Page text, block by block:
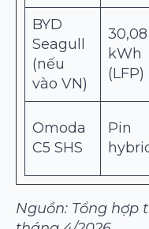
BYD
Seagull
(nếu
vào VN)
30,08
kWh
(LFP)
Omoda
C5 SHS
Pin
Nguồn: Tổng hợp